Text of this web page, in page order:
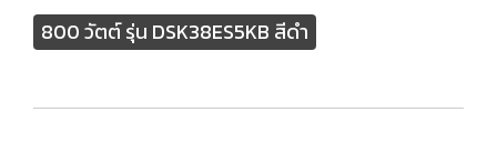
800 วัตต์ รุ่น DSK38ES5KB สีดำ